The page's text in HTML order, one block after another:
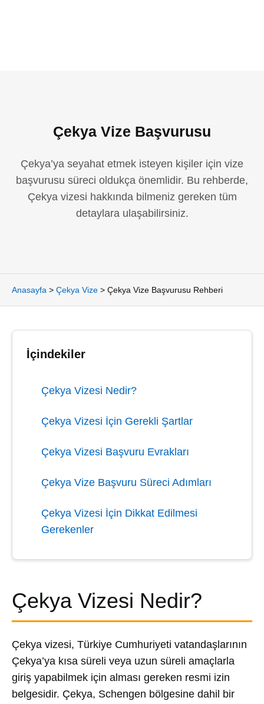
Çekya Vize Başvurusu
Çekya’ya seyahat etmek isteyen kişiler için vize
başvurusu süreci oldukça önemlidir. Bu rehberde,
Çekya vizesi hakkında bilmeniz gereken tüm
detaylara ulaşabilirsiniz.
Anasayfa > Çekya Vize > Çekya Vize Başvurusu Rehberi
İçindekiler
Çekya Vizesi Nedir?
Çekya Vizesi İçin Gerekli Şartlar
Çekya Vizesi Başvuru Evrakları
Çekya Vize Başvuru Süreci Adımları
Çekya Vizesi İçin Dikkat Edilmesi
Gerekenler
Çekya Vizesi Nedir?
Çekya vizesi, Türkiye Cumhuriyeti vatandaşlarının
Çekya’ya kısa süreli veya uzun süreli amaçlarla
giriş yapabilmek için alması gereken resmi izin
belgesidir. Çekya, Schengen bölgesine dahil bir